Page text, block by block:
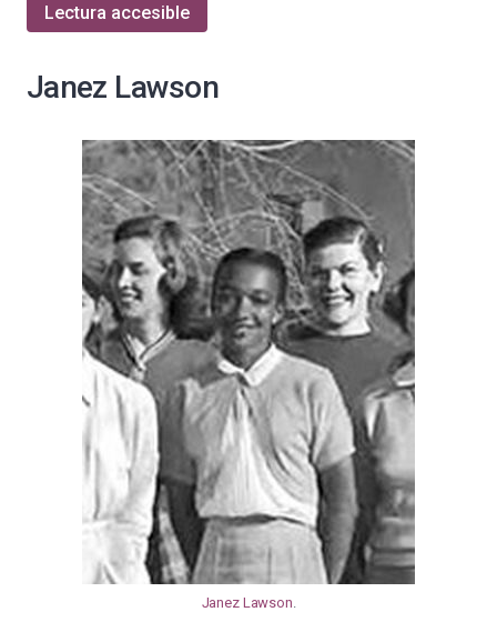
Lectura accesible
Janez Lawson
Janez Lawson.